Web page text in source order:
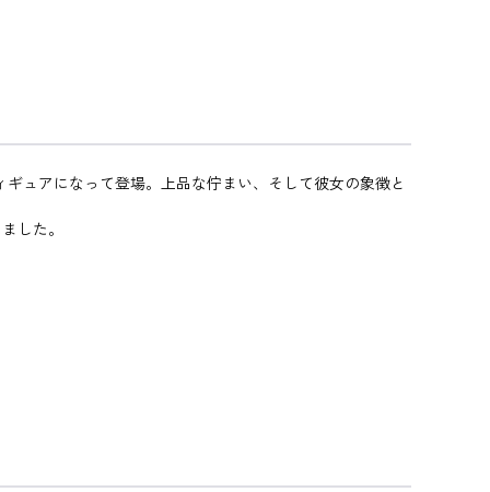
ュアになって登場。上品な佇まい、そして彼女の象徴と
した。